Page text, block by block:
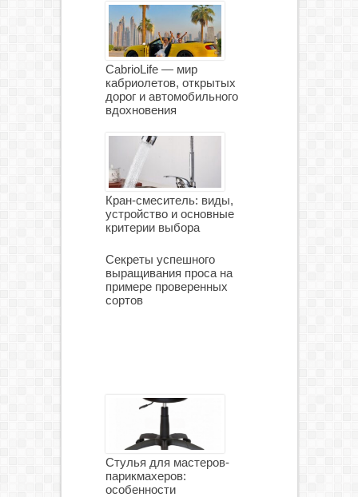
CabrioLife — мир
кабриолетов, открытых
дорог и автомобильного
вдохновения
Кран-смеситель: виды,
устройство и основные
критерии выбора
Секреты успешного
выращивания проса на
примере проверенных
сортов
Стулья для мастеров-
парикмахеров:
особенности